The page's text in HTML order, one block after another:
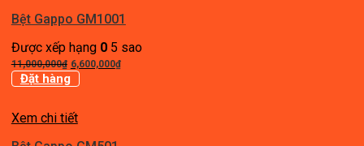
Bệt Gappo GM1001
Được xếp hạng 05 sao
11,000,000₫ Giá
gốc
11,000,000₫.
6,600,000₫Giá
Đặt hàng
Xem chi tiết